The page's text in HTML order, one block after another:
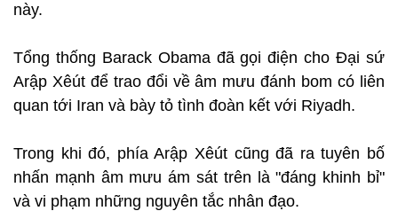
này.
Tổng thống Barack Obama đã gọi điện cho Đại sứ
Arập Xêút để trao đổi về âm mưu đánh bom có liên
quan tới Iran và bày tỏ tình đoàn kết với Riyadh.
Trong khi đó, phía Arập Xêút cũng đã ra tuyên bố
nhấn mạnh âm mưu ám sát trên là "đáng khinh bỉ"
và vi phạm những nguyên tắc nhân đạo.